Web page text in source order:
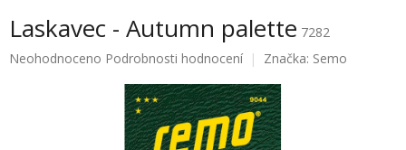
Laskavec - Autumn palette 7282
Průměrné
Neohodnoceno Podrobnosti hodnocení Značka: Semo